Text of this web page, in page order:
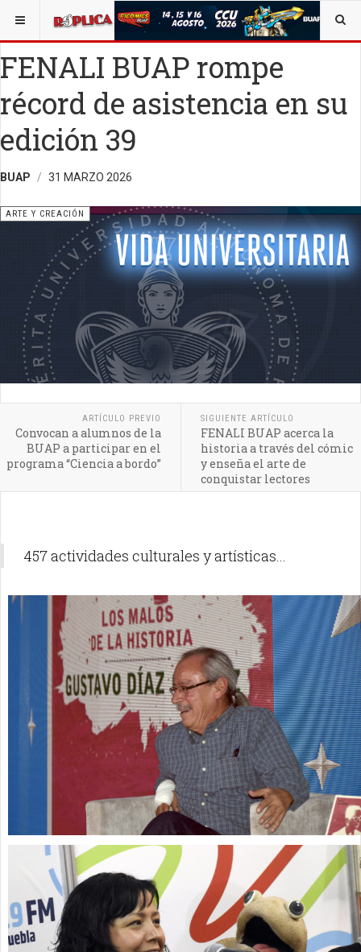
ESTÁ AQUÍ: ARTE
FENALI BUAP rompe
récord de asistencia en su
edición 39
BUAP 31 MARZO 2026
ARTE Y CREACIÓN
ARTÍCULO PREVIO
Convocan a alumnos de la
BUAP a participar en el
programa “Ciencia a bordo”
SIGUIENTE ARTÍCULO
FENALI BUAP acerca la
historia a través del cómic
y enseña el arte de
conquistar lectores
457 actividades culturales y artísticas...